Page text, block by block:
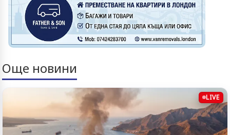
Още новини
LIVE